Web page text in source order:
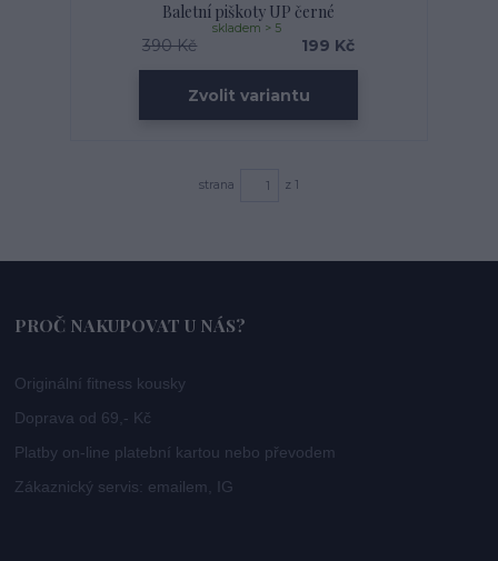
Baletní piškoty UP černé
390 Kč 199 Kč
skladem > 5
Zvolit variantu
strana z 1
PROČ NAKUPOVAT U NÁS?
Originální fitness kousky
Doprava od 69,- Kč
Platby on-line platební kartou nebo převodem
Zákaznický servis: emailem, IG